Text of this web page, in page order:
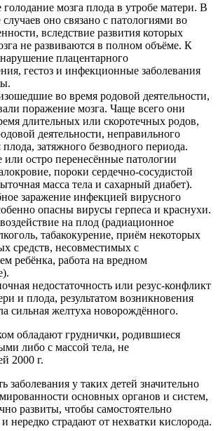
мозга плода в утробе матери. В
оно связано с патологиями во
вследствие развития которых
не развиваются в полном объёме. К
плацентарного
гестоз и инфекционные заболевания
во время родовой деятельности,
поражение мозга. Чаще всего они
длительных или скоротечных родов,
деятельности, неправильного
затяжного безводного периода.
или остро перенесённые патологии
пороки сердечно-сосудистой
масса тела и сахарный диабет).
заражение инфекцией вирусного
опасны вирусы герпеса и краснухи.
на плод (радиационное
табакокурение, приём некоторых
средств, несовместимых с
ребёнка, работа на вредном
недостаточность или резус-конфликт
и плода, результатом возникновения
сильная желтуха новорождённого.
обладают груднички, родившиеся
либо с массой тела, не
2000 г.
заболевания у таких детей значительно
основных органов и систем,
развиты, чтобы самостоятельно
нередко страдают от нехватки кислорода.